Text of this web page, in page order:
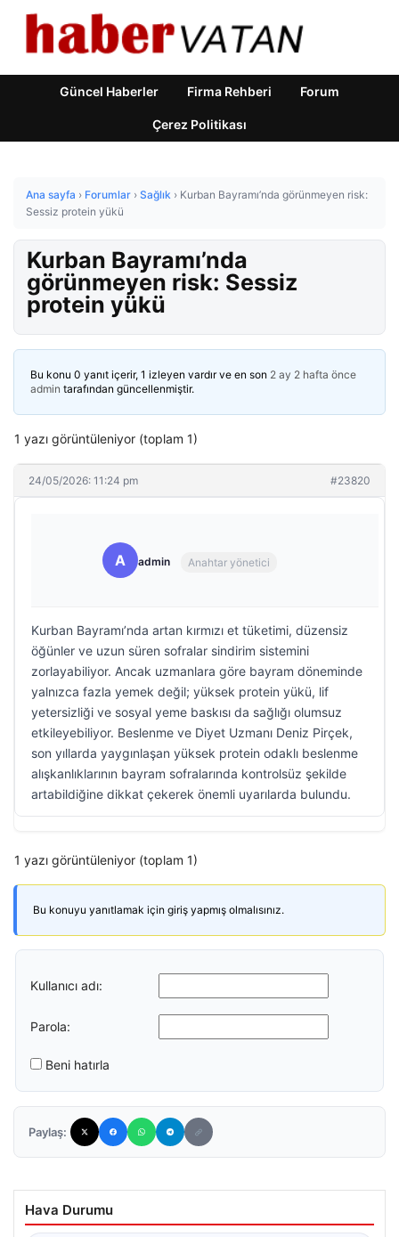
Güncel Haberler Firma Rehberi Forum
Çerez Politikası
Ana sayfa › Forumlar › Sağlık › Kurban Bayramı’nda görünmeyen risk:
Sessiz protein yükü
Kurban Bayramı’nda
görünmeyen risk: Sessiz
protein yükü
Bu konu 0 yanıt içerir, 1 izleyen vardır ve en son 2 ay 2 hafta önce
admin tarafından güncellenmiştir.
1 yazı görüntüleniyor (toplam 1)
24/05/2026: 11:24 pm #23820
A admin Anahtar yönetici
Kurban Bayramı’nda artan kırmızı et tüketimi, düzensiz
öğünler ve uzun süren sofralar sindirim sistemini
zorlayabiliyor. Ancak uzmanlara göre bayram döneminde
yalnızca fazla yemek değil; yüksek protein yükü, lif
yetersizliği ve sosyal yeme baskısı da sağlığı olumsuz
etkileyebiliyor. Beslenme ve Diyet Uzmanı Deniz Pirçek,
son yıllarda yaygınlaşan yüksek protein odaklı beslenme
alışkanlıklarının bayram sofralarında kontrolsüz şekilde
artabildiğine dikkat çekerek önemli uyarılarda bulundu.
1 yazı görüntüleniyor (toplam 1)
Bu konuyu yanıtlamak için giriş yapmış olmalısınız.
Kullanıcı adı:
Parola:
Beni hatırla
Paylaş:
Hava Durumu